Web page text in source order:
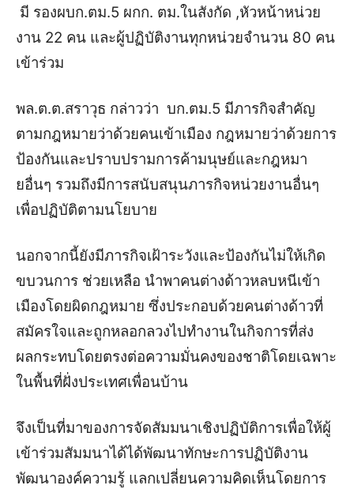
มี รองผบก.ตม.5 ผกก. ตม.ในสังกัด ,หัวหน้าหน่วย
งาน 22 คน และผู้ปฏิบัติงานทุกหน่วยจำนวน 80 คน
เข้าร่วม
พล.ต.ต.สราวุธ กล่าวว่า บก.ตม.5 มีภารกิจสำคัญ
ตามกฎหมายว่าด้วยคนเข้าเมือง กฎหมายว่าด้วยการ
ป้องกันและปราบปรามการค้ามนุษย์และกฎหมา
ยอื่นๆ รวมถึงมีการสนับสนุนภารกิจหน่วยงานอื่นๆ
เพื่อปฏิบัติตามนโยบาย
นอกจากนี้ยังมีภารกิจเฝ้าระวังและป้องกันไม่ให้เกิด
ขบวนการ ช่วยเหลือ นำพาคนต่างด้าวหลบหนีเข้า
เมืองโดยผิดกฎหมาย ซึ่งประกอบด้วยคนต่างด้าวที่
สมัครใจและถูกหลอกลวงไปทำงานในกิจการที่ส่ง
ผลกระทบโดยตรงต่อความมั่นคงของชาติโดยเฉพาะ
ในพื้นที่ฝั่งประเทศเพื่อนบ้าน
จึงเป็นที่มาของการจัดสัมมนาเชิงปฏิบัติการเพื่อให้ผู้
เข้าร่วมสัมมนาได้ได้พัฒนาทักษะการปฏิบัติงาน
พัฒนาองค์ความรู้ แลกเปลี่ยนความคิดเห็นโดยการ